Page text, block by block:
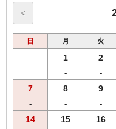
<
日 月 火
1
-
2
-
7
-
8
-
9
-
14 15 16